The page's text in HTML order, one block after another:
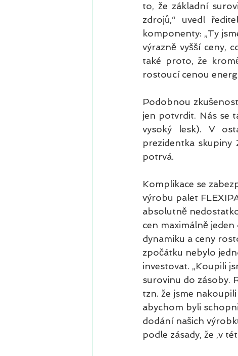
to, že základní
zdrojů,“ uvedl
komponenty: „Ty
výrazně vyšší ceny,
také proto, že
rostoucí cenou
Podobnou
jen potvrdit. Nás se
vysoký lesk). V
prezidentka
potrvá.
Komplikace se
výrobu palet
absolutně
cen maximálně
dynamiku a ceny
zpočátku nebylo
investovat. „Koupili
surovinu do zásoby.
tzn. že jsme
abychom byli
dodání našich
podle zásady, že ‚v